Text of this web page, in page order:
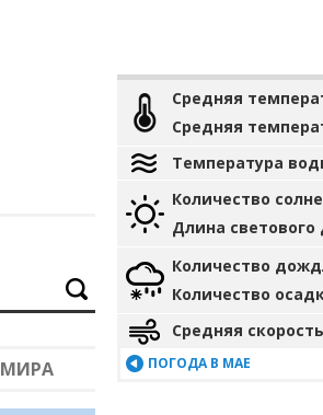
Средняя
Средняя
Температура
Количество
Длина светового
Количество
Количество
Средняя
ПОГОДА В МАЕ